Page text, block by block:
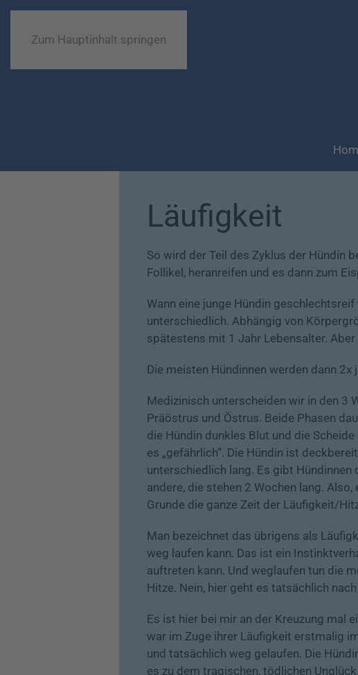
Zum Hauptinhalt springen
Läufigkeit
So wird der Teil des Zyklus der Hündin
Follikel, heranreifen und es dann zum
Wann eine junge Hündin
unterschiedlich. Abhängig von
spätestens mit 1 Jahr Lebensalter.
Die meisten Hündinnen werden dann 2x
Medizinisch unterscheiden wir in den 3
Präöstrus und Östrus. Beide Phasen
die Hündin dunkles Blut und die
es „gefährlich“. Die Hündin ist
unterschiedlich lang. Es gibt Hündinnen
andere, die stehen 2 Wochen lang.
Grunde die ganze Zeit der Läufigkeit/
Man bezeichnet das übrigens als
weg laufen kann. Das ist ein
auftreten kann. Und weglaufen tun die
Hitze. Nein, hier geht es tatsächlich
Es ist hier bei mir an der Kreuzung mal
war im Zuge ihrer Läufigkeit erstmalig
und tatsächlich weg gelaufen. Die
es zu dem tragischen, tödlichen